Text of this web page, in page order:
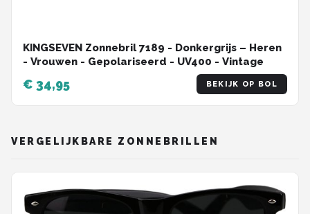
KINGSEVEN Zonnebril 7189 - Donkergrijs – Heren
- Vrouwen - Gepolariseerd - UV400 - Vintage
€ 34,95 BEKIJK OP BOL
VERGELIJKBARE ZONNEBRILLEN